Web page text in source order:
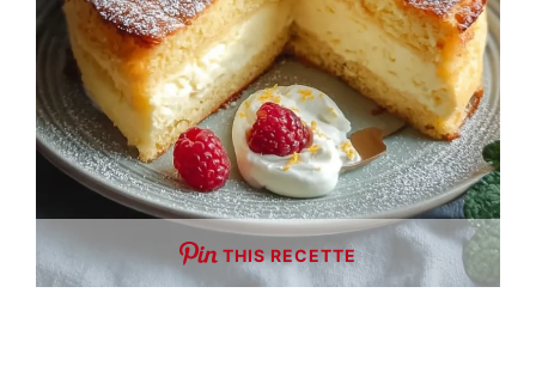
THIS RECETTE